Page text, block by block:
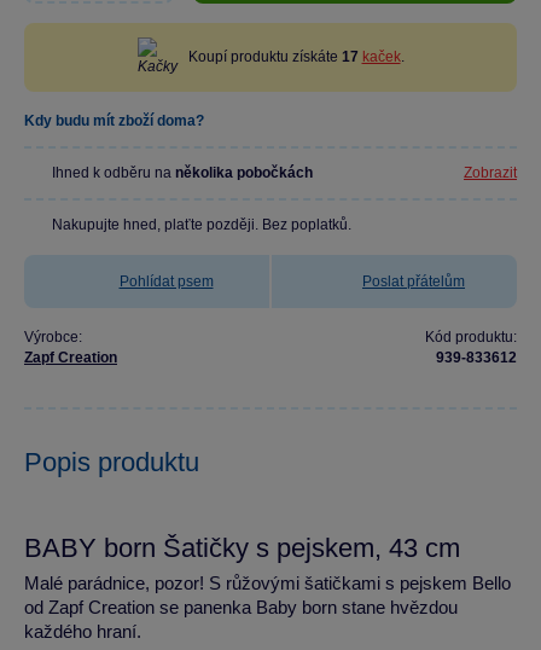
Koupí produktu získáte 17 kaček.
Kdy budu mít zboží doma?
Ihned k odběru na několika pobočkách Zobrazit
Nakupujte hned, plaťte později. Bez poplatků.
Pohlídat psem Poslat přátelům
Výrobce:
Zapf Creation
Kód produktu:
939-833612
Popis produktu
BABY born Šatičky s pejskem, 43 cm
Malé parádnice, pozor! S růžovými šatičkami s pejskem Bello
od Zapf Creation se panenka Baby born stane hvězdou
každého hraní.